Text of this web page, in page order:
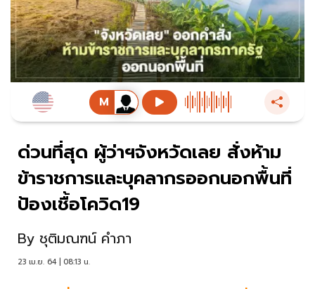
ด่วนที่สุด ผู้ว่าฯจังหวัดเลย สั่งห้าม
ข้าราชการและบุคลากรออกนอกพื้นที่
ป้องเชื้อโควิด19
By ชุติมณฑน์ คำภา
23 เม.ย. 64 | 08:13 น.